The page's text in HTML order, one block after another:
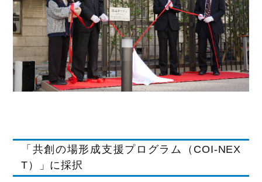
「共創の場形成支援プログラム（COI-NEX
T）」に採択